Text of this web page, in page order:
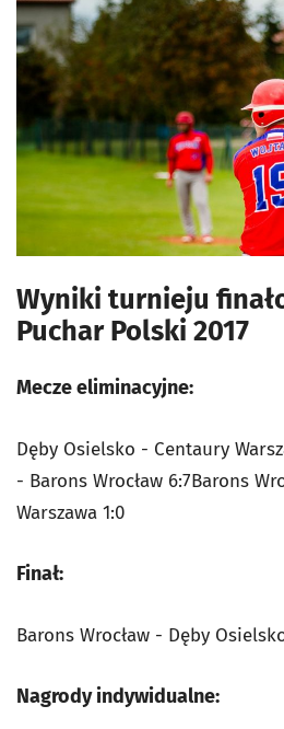
Wyniki turnieju
Puchar Polski 2017
Mecze eliminacyjne:
Dęby Osielsko - Centaury
- Barons Wrocław 6:7Barons
Warszawa 1:0
Finał:
Barons Wrocław - Dęby
Nagrody indywidualne: